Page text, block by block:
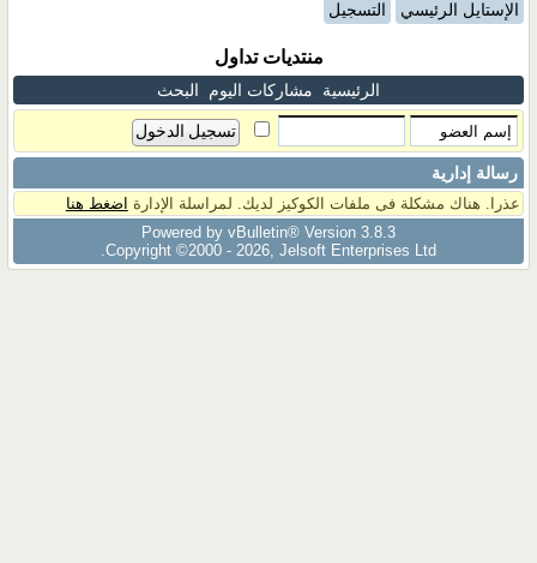
الإستايل الرئيسي التسجيل
منتديات تداول
الرئيسية مشاركات اليوم البحث
رسالة إدارية
عذرا. هناك مشكلة فى ملفات الكوكيز لديك. لمراسلة الإدارة اضغط هنا
Powered by vBulletin® Version 3.8.3
Copyright ©2000 - 2026, Jelsoft Enterprises Ltd.